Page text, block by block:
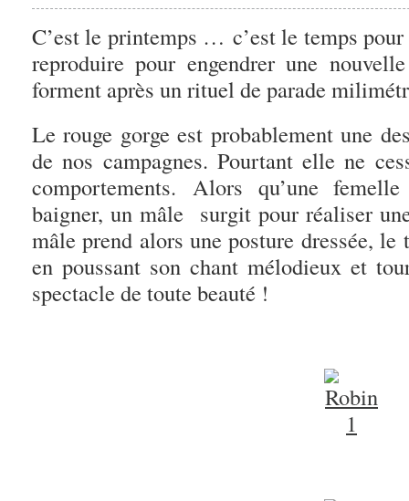
C’est le printemps … c’est le temps pour
reproduire pour engendrer une
forment après un rituel de parade
Le rouge gorge est probablement une
de nos campagnes. Pourtant elle ne
comportements. Alors qu’une
baigner, un mâle surgit pour réaliser
mâle prend alors une posture dressée,
en poussant son chant mélodieux et
spectacle de toute beauté !